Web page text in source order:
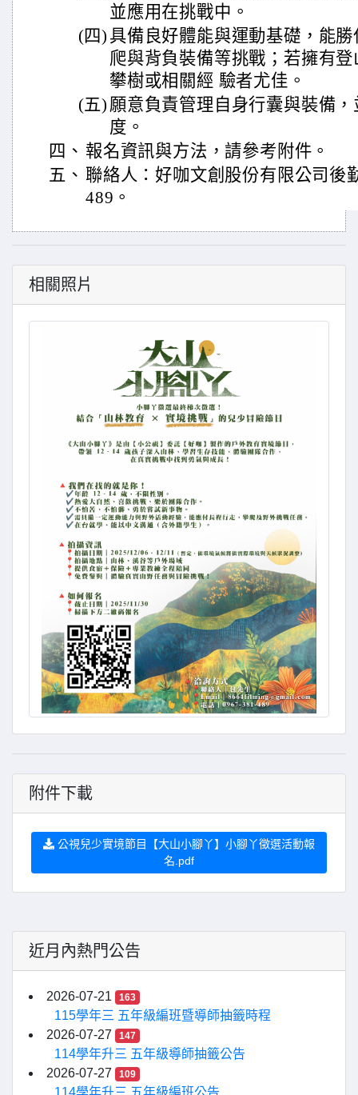
並應用在挑戰中。
(四) 具備良好體能與運動基礎，能
爬與背負裝備等挑戰；若擁有
攀樹或相關經 驗者尤佳。
(五) 願意負責管理自身行囊與裝備
度。
四、 報名資訊與方法，請參考附件。
五、 聯絡人：好咖文創股份有限公司後
489。
相關照片
附件下載
公視兒少實境節目【大山小腳丫】小腳丫徵選活動報
名.pdf
近月內熱門公告
2026-07-21 163
115學年三 五年級編班暨導師抽籤時程
2026-07-27
147
114學年升三 五年級導師抽籤公告
2026-07-27
109